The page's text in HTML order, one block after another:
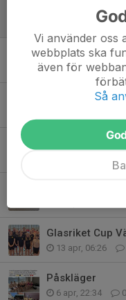
13 jun, 00:55
6 Juni Parad
26 maj, 21:54
Lediga platser
Glasriket Cup
13 apr, 06:26
Påskläger
6 apr, 22:34 0
Vi använder oss
webbplats ska
även för
Så